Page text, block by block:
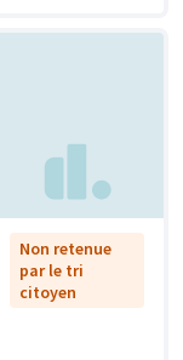
Non retenue
par le tri
citoyen